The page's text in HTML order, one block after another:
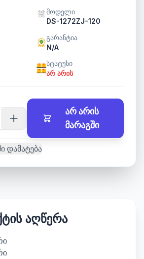
მოდელი
DS-1272ZJ-120
გარანტია
N/A
სტატუსი
არ არის
არ არის
მარაგში
დამატება
აღწერა